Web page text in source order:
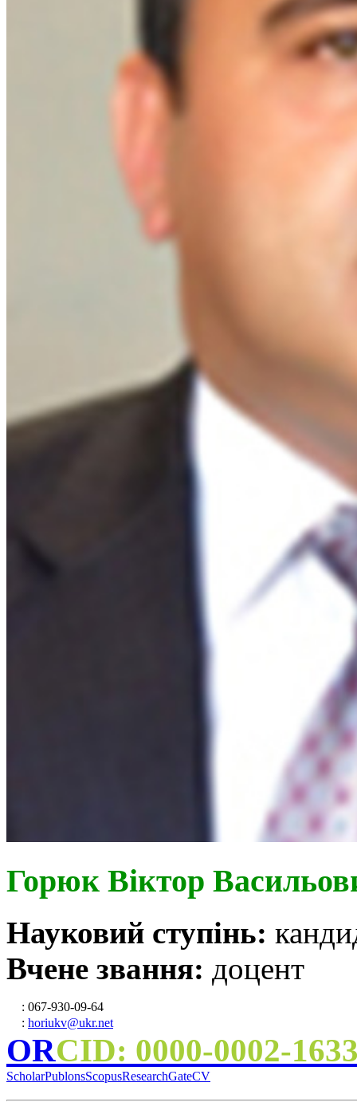
Горюк Віктор
Науковий ступінь:
Вчене звання: доцент
: 067-930-09-64
: horiukv@ukr.net
ORCID: 0000-0002-
ScholarPublonsScopusResearchGateCV